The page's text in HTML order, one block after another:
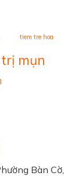
tiem tre hoa
trị mụn
Bàn Cờ,